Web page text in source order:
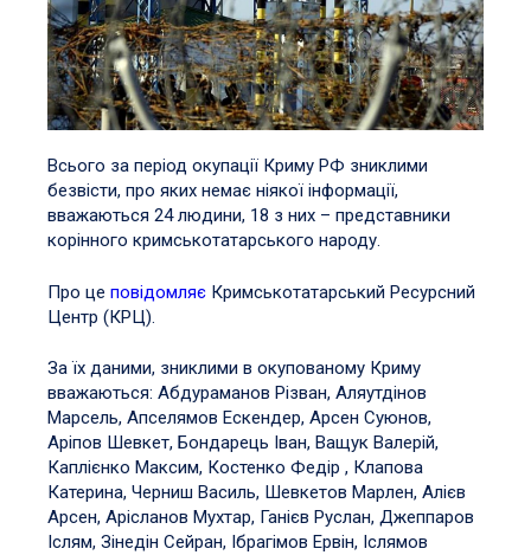
Всього за період окупації Криму РФ зниклими
безвісти, про яких немає ніякої інформації,
вважаються 24 людини, 18 з них – представники
корінного кримськотатарського народу.
Про це повідомляє Кримськотатарський Ресурсний
Центр (КРЦ).
За їх даними, зниклими в окупованому Криму
вважаються: Абдураманов Різван, Аляутдінов
Марсель, Апселямов Ескендер, Арсен Суюнов,
Аріпов Шевкет, Бондарець Іван, Ващук Валерій,
Каплієнко Максим, Костенко Федір , Клапова
Катерина, Черниш Василь, Шевкетов Марлен, Алієв
Арсен, Арісланов Мухтар, Ганієв Руслан, Джеппаров
Іслям, Зінедін Сейран, Ібрагімов Ервін, Іслямов